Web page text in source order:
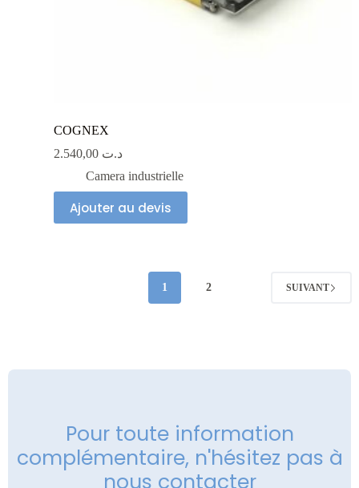
COGNEX
د.ت 2.540,00
Camera industrielle
Ajouter au devis
1 2 SUIVANT
Pour toute information
complémentaire, n'hésitez pas à
nous contacter